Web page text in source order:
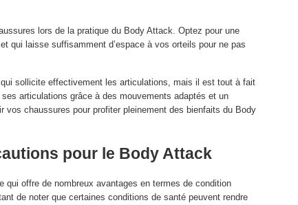
lors de la pratique du Body Attack. Optez pour une
qui laisse suffisamment d’espace à vos orteils pour ne pas
sollicite effectivement les articulations, mais il est tout à fait
articulations grâce à des mouvements adaptés et un
vos chaussures pour profiter pleinement des bienfaits du Body
pour le Body Attack
offre de nombreux avantages en termes de condition
de noter que certaines conditions de santé peuvent rendre